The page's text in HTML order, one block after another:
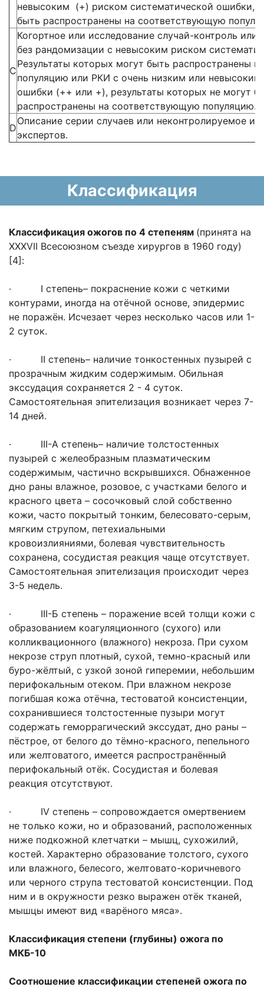
невысоким (+) риском систематической ошибки,
быть распространены на соответствующую
С
Когортное или исследование случай-контроль
без рандомизации с невысоким риском
Результаты которых могут быть распространены
популяцию или РКИ с очень низким или
ошибки (++ или +), результаты которых не могут
распространены на соответствующую популяцию.
D
Описание серии случаев или неконтролируемое
экспертов.
Классификация
Классификация ожогов по 4 степеням (принята на
ХХХVII Всесоюзном съезде хирургов в 1960 году)
[4]:
· I степень– покраснение кожи с четкими
контурами, иногда на отёчной основе, эпидермис
не поражён. Исчезает через несколько часов или 1-
2 суток.
· II степень– наличие тонкостенных пузырей с
прозрачным жидким содержимым. Обильная
экссудация сохраняется 2 - 4 суток.
Самостоятельная эпителизация возникает через 7-
14 дней.
· III-А степень– наличие толстостенных
пузырей с желеобразным плазматическим
содержимым, частично вскрывшихся. Обнаженное
дно раны влажное, розовое, с участками белого и
красного цвета – сосочковый слой собственно
кожи, часто покрытый тонким, белесовато-серым,
мягким струпом, петехиальными
кровоизлияниями, болевая чувствительность
сохранена, сосудистая реакция чаще отсутствует.
Самостоятельная эпителизация происходит через
3-5 недель.
· III-Б степень – поражение всей толщи кожи с
образованием коагуляционного (сухого) или
колликвационного (влажного) некроза. При сухом
некрозе струп плотный, сухой, темно-красный или
буро-жёлтый, с узкой зоной гиперемии, небольшим
перифокальным отеком. При влажном некрозе
погибшая кожа отёчна, тестоватой консистенции,
сохранившиеся толстостенные пузыри могут
содержать геморрагический экссудат, дно раны –
пёстрое, от белого до тёмно-красного, пепельного
или желтоватого, имеется распространённый
перифокальный отёк. Сосудистая и болевая
реакция отсутствуют.
· IV степень – сопровождается омертвением
не только кожи, но и образований, расположенных
ниже подкожной клетчатки – мышц, сухожилий,
костей. Характерно образование толстого, сухого
или влажного, белесого, желтовато-коричневого
или черного струпа тестоватой консистенции. Под
ним и в окружности резко выражен отёк тканей,
мышцы имеют вид «варёного мяса».
Классификация степени (глубины) ожога по
МКБ-10
Соотношение классификации степеней ожога по